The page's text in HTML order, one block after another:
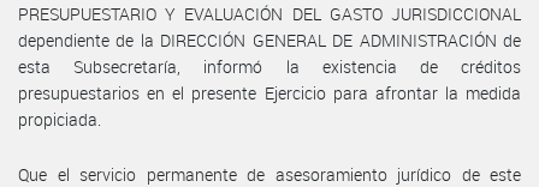
PRESUPUESTARIO Y EVALUACIÓN DEL GASTO JURISDICCIONAL
dependiente de la DIRECCIÓN GENERAL DE ADMINISTRACIÓN de
esta Subsecretaría, informó la existencia de créditos
presupuestarios en el presente Ejercicio para afrontar la medida
propiciada.
Que el servicio permanente de asesoramiento jurídico de este